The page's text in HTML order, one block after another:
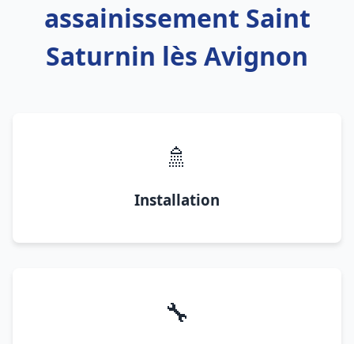
assainissement Saint
Saturnin lès Avignon
🚿
Installation
🔧